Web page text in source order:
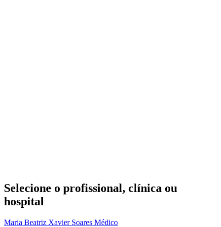
Selecione o profissional, clínica ou
hospital
Maria Beatriz Xavier Soares Médico